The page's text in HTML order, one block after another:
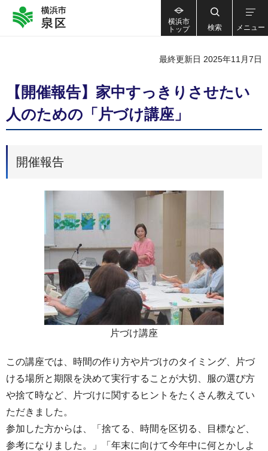
横浜市
トップ
検索 メニュー
最終更新日 2025年11月7日
【開催報告】家中すっきりさせたい
人のための「片づけ講座」
開催報告
片づけ講座
この講座では、時間の作り方や片づけのタイミング、片づ
ける場所と期限を決めて実行することが大切、服の選び方
や捨て時など、片づけに関するヒントをたくさん教えてい
ただきました。
参加した方からは、「捨てる、時間を区切る、目標など、
参考になりました。」「年末に向けて今年中に何とかしよ